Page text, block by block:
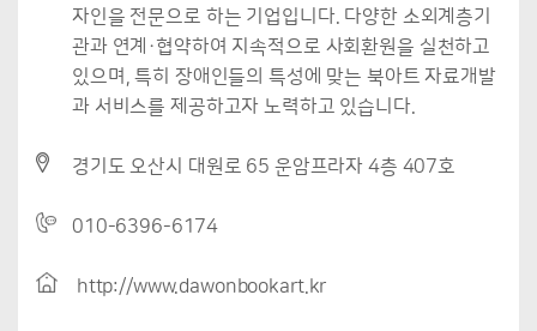
자인을 전문으로 하는 기업입니다. 다양한 소외계층기
관과 연계·협약하여 지속적으로 사회환원을 실천하고
있으며, 특히 장애인들의 특성에 맞는 북아트 자료개발
과 서비스를 제공하고자 노력하고 있습니다.
경기도 오산시 대원로 65 운암프라자 4층 407호
010-6396-6174
http://www.dawonbookart.kr